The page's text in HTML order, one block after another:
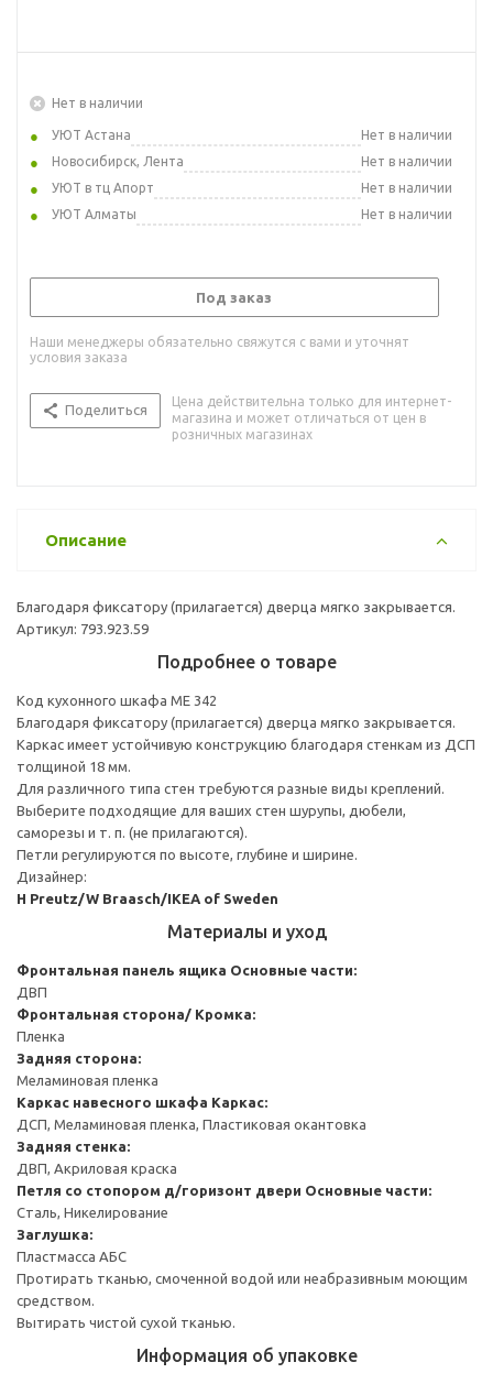
Нет в наличии
УЮТ Астана
Нет в наличии
Новосибирск, Лента
Нет в наличии
УЮТ в тц Апорт
Нет в наличии
УЮТ Алматы
Нет в наличии
Под заказ
Наши менеджеры обязательно свяжутся с вами и уточнят
условия заказа
Поделиться
Цена действительна только для интернет-
магазина и может отличаться от цен в
розничных магазинах
Описание
Благодаря фиксатору (прилагается) дверца мягко закрывается.
Артикул: 793.923.59
Подробнее о товаре
Код кухонного шкафа ME 342
Благодаря фиксатору (прилагается) дверца мягко закрывается.
Каркас имеет устойчивую конструкцию благодаря стенкам из ДСП
толщиной 18 мм.
Для различного типа стен требуются разные виды креплений.
Выберите подходящие для ваших стен шурупы, дюбели,
саморезы и т. п. (не прилагаются).
Петли регулируются по высоте, глубине и ширине.
Дизайнер:
H Preutz/W Braasch/IKEA of Sweden
Материалы и уход
Фронтальная панель ящика Основные части:
ДВП
Фронтальная сторона/ Кромка:
Пленка
Задняя сторона:
Меламиновая пленка
Каркас навесного шкафа Каркас:
ДСП, Меламиновая пленка, Пластиковая окантовка
Задняя стенка:
ДВП, Акриловая краска
Петля со стопором д/горизонт двери Основные части:
Сталь, Никелирование
Заглушка:
Пластмасса АБС
Протирать тканью, смоченной водой или неабразивным моющим
средством.
Вытирать чистой сухой тканью.
Информация об упаковке